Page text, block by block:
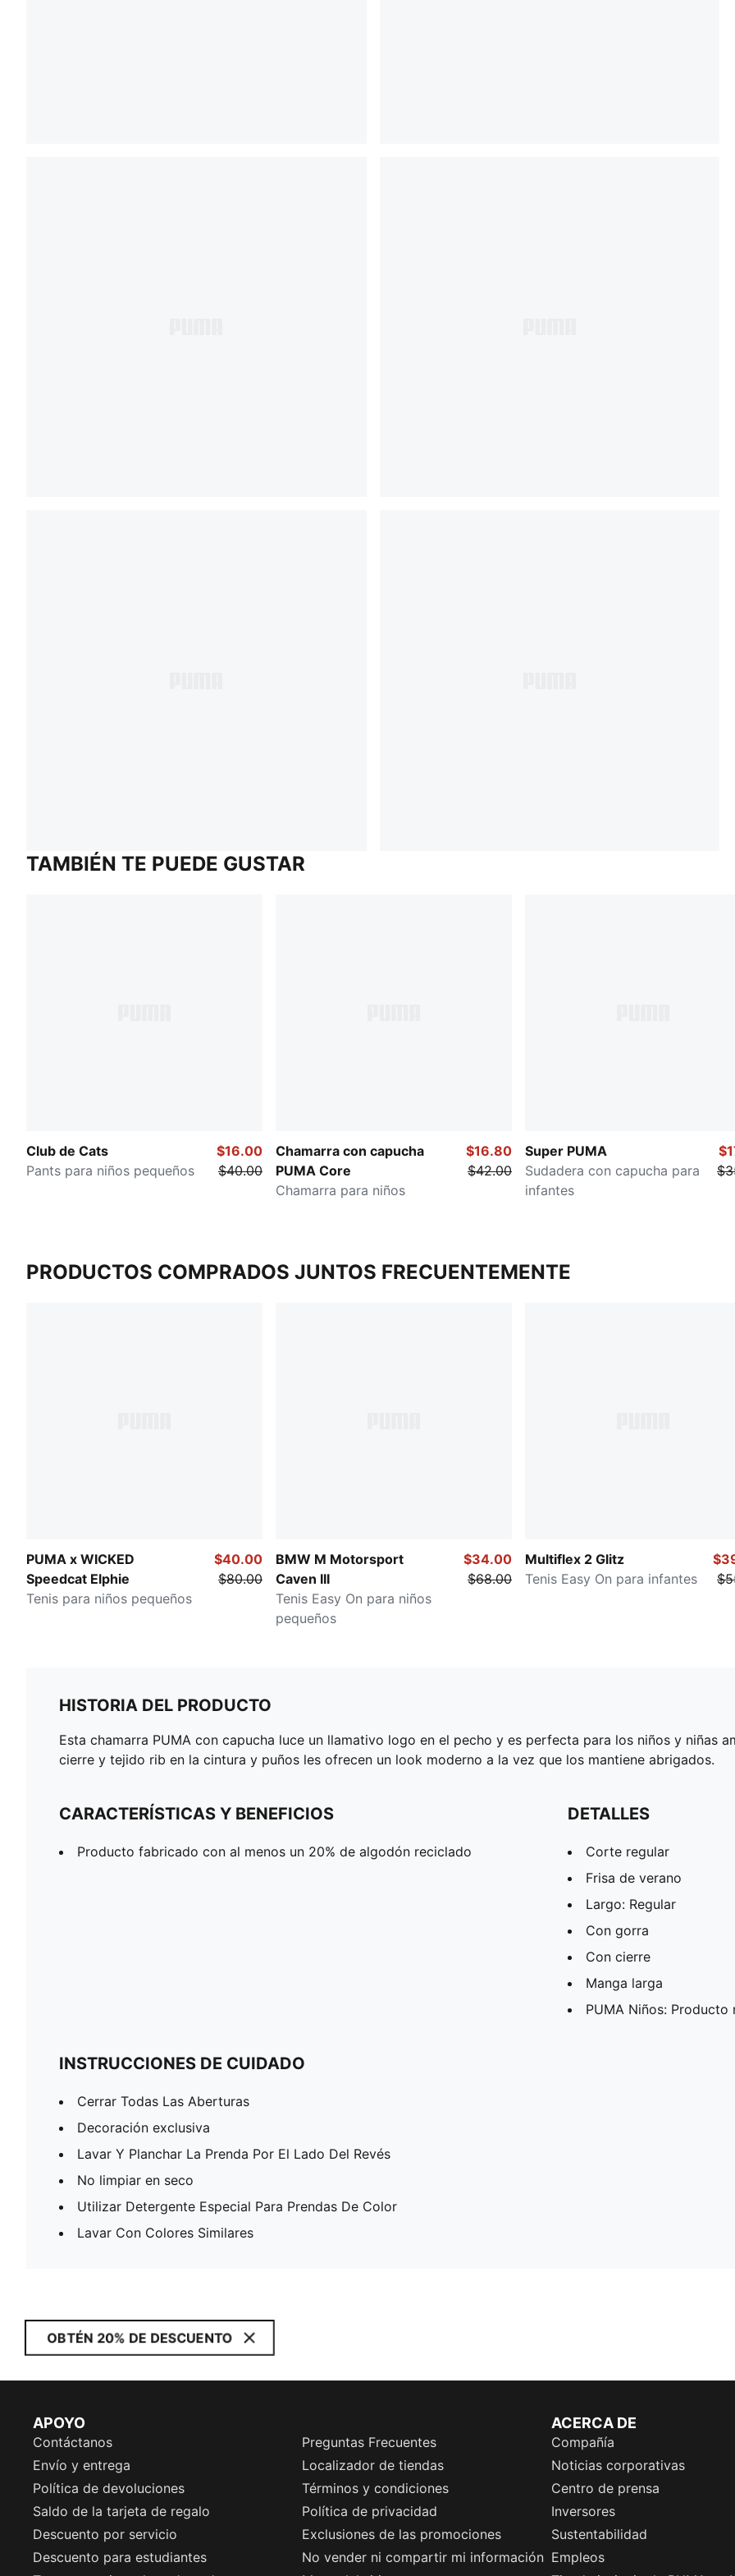
TAMBIÉN TE PUEDE GUSTAR
Club de Cats
Pants para niños pequeños
$16.00
$40.00
Chamarra con capucha
PUMA Core
Chamarra para niños
$16.80
$42.00
Super PUMA
Sudadera con capucha para
infantes
PRODUCTOS COMPRADOS JUNTOS FRECUENTEMENTE
PUMA x WICKED
Speedcat Elphie
Tenis para niños pequeños
$40.00
$80.00
BMW M Motorsport
Caven III
Tenis Easy On para niños
pequeños
$34.00
$68.00
Multiflex 2 Glitz
Tenis Easy On para infantes
HISTORIA DEL PRODUCTO
Esta chamarra PUMA con capucha luce un llamativo logo en el pecho y es perfecta para los niños y niñas
cierre y tejido rib en la cintura y puños les ofrecen un look moderno a la vez que los mantiene abrigados.
CARACTERÍSTICAS Y BENEFICIOS
Producto fabricado con al menos un 20% de algodón reciclado
DETALLES
Corte regular
Frisa de verano
Largo: Regular
Con gorra
Con cierre
Manga larga
PUMA Niños:
INSTRUCCIONES DE CUIDADO
Cerrar Todas Las Aberturas
Decoración exclusiva
Lavar Y Planchar La Prenda Por El Lado Del Revés
No limpiar en seco
Utilizar Detergente Especial Para Prendas De Color
Lavar Con Colores Similares
OBTÉN 20% DE DESCUENTO
APOYO
Contáctanos
Preguntas Frecuentes
Envío y entrega
Localizador de tiendas
Política de devoluciones
Términos y condiciones
Saldo de la tarjeta de regalo
Política de privacidad
Descuento por servicio
Exclusiones de las promociones
Descuento para estudiantes
No vender ni compartir mi información
ACERCA DE
Compañía
Noticias corporativas
Centro de prensa
Inversores
Sustentabilidad
Empleos